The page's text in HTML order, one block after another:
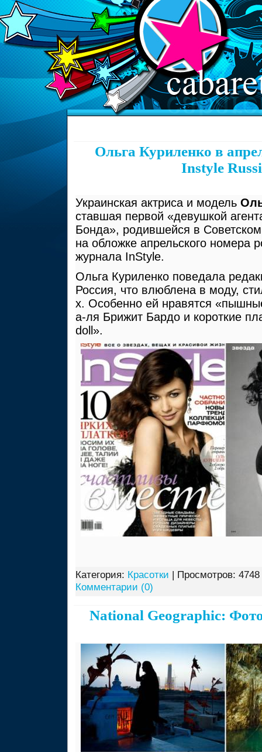
Ольга Куриленко в
Instyle
Украинская актриса и модель
ставшая первой «девушкой
Бонда», родившейся в
на обложке апрельского номера
журнала InStyle.
Ольга Куриленко поведала
Россия, что влюблена в моду,
х. Особенно ей нравятся
а-ля Брижит Бардо и короткие
doll».
Категория: Красотки | Просмотров:
Комментарии (0)
National Geographic: